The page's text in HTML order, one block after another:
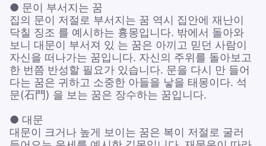
● 문이 부서지는 꿈
집의 문이 저절로 부서지는 꿈 역시 집안에 재난이
닥칠 징조 를 예시하는 흉몽입니다. 밖에서 돌아와
보니 대문이 부서져 있 는 꿈은 아끼고 믿던 사람이
자신을 떠나가는 꿈입니다. 자신의 주위를 돌아보고
한 번쯤 반성할 필요가 있습니다. 문을 다시 만 들어
다는 꿈은 귀하고 소중한 아들을 낳을 태몽이다. 석
문(石門) 을 보는 꿈은 장수하는 꿈입니다.
● 대문
대문이 크거나 높게 보이는 꿈은 복이 저절로 굴러